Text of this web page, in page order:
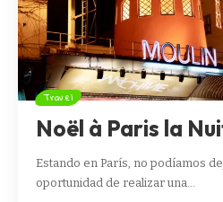
Travel
Noël à Paris la
Estando en París, no podíamos
oportunidad de realizar una…